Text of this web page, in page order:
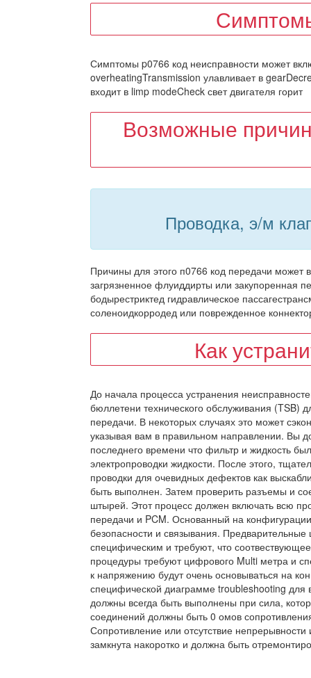
Симптомы p0766 код неисправности может
overheatingTransmission улавливает в
входит в limp modeCheck свет двигателя горит
Возможные
Проводка, э/м
Причины для этого п0766 код передачи может
загрязненное флуиддирты или закупоренная
бодырестриктед гидравлическое
соленоидкорродед или поврежденное
Как
До начала процесса устранения
бюллетени технического обслуживания (TSB)
передачи. В некоторых случаях это может
указывая вам в правильном направлении. Вы
последнего времени что фильтр и жидкость
электропроводки жидкости. После этого,
проводки для очевидных дефектов как
быть выполнен. Затем проверить разъемы и
штырей. Этот процесс должен включать всю
передачи и PCM. Основанный на
безопасности и связывания.
специфическим и требуют, что
процедуры требуют цифрового Multi метра и
к напряжению будут очень основываться на
специфической диаграмме troubleshooting для
должны всегда быть выполнены при сила,
соединений должны быть 0 омов
Сопротивление или отсутствие
замкнута накоротко и должна быть